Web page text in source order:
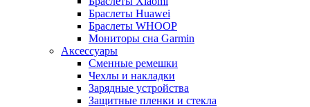
Браслеты Huawei
Браслеты WHOOP
Мониторы сна Garmin
Аксессуары
Сменные ремешки
Чехлы и накладки
Зарядные устройства
Защитные пленки и стекла